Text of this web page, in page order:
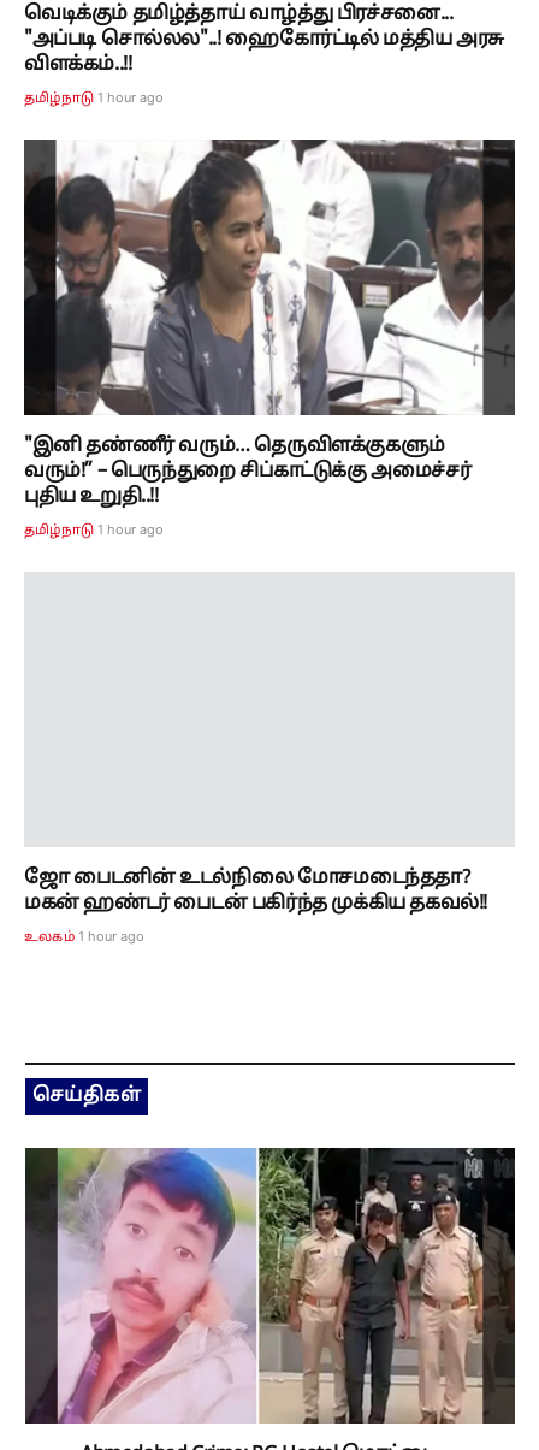
வெடிக்கும் தமிழ்த்தாய் வாழ்த்து பிரச்சனை...
"அப்படி சொல்லல"..! ஹைகோர்ட்டில் மத்திய அரசு
விளக்கம்..!!
தமிழ்நாடு 1 hour ago
"இனி தண்ணீர் வரும்… தெருவிளக்குகளும்
வரும்!” – பெருந்துறை சிப்காட்டுக்கு அமைச்சர்
புதிய உறுதி..!!
தமிழ்நாடு 1 hour ago
ஜோ பைடனின் உடல்நிலை மோசமடைந்ததா?
மகன் ஹண்டர் பைடன் பகிர்ந்த முக்கிய தகவல்!!
உலகம் 1 hour ago
செய்திகள்